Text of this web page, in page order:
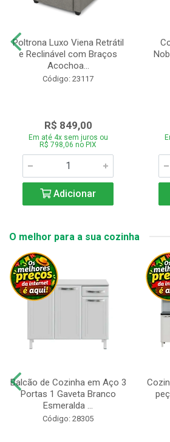
Poltrona Luxo Viena Retrátil
e Reclinável com Braços
Acochoa...
Código: 23117
R$ 849,00
Em até 4x sem juros ou
R$ 798,06 no PIX
Adicionar
O melhor para a sua cozinha
Balcão de Cozinha em Aço 3
Portas 1 Gaveta Branco
Esmeralda ...
Código: 28305